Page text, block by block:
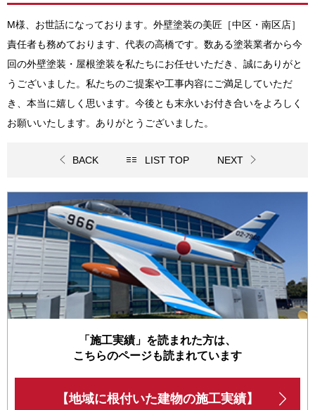
M様、お世話になっております。外壁塗装の美匠 ［中区・南区店］
責任者も務めております、代表の高橋です。数ある塗装業者から今
回の外壁塗装・屋根塗装を私たちにお任せいただき、誠にありがと
うございました。私たちのご提案や工事内容にご満足していただ
き、本当に嬉しく思います。今後とも末永いお付き合いをよろしく
お願いいたします。ありがとうございました。
BACK LIST TOP NEXT
「施工実績」を読まれた方は、
こちらのページも読まれています
【地域に根付いた建物の施工実績】